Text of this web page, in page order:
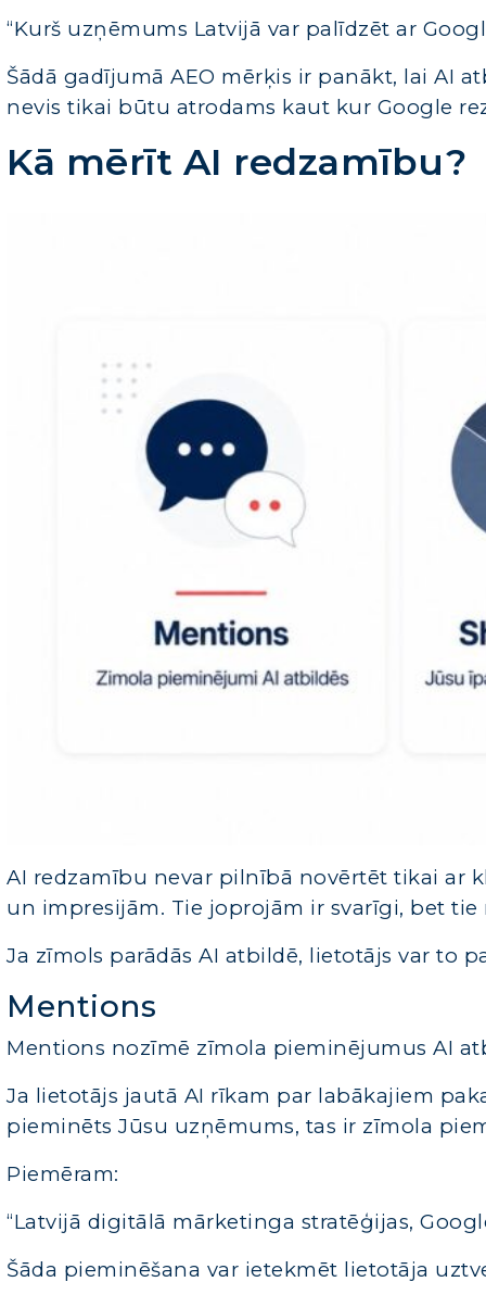
“Kurš uzņēmums Latvijā var palīdzēt ar
Šādā gadījumā AEO mērķis ir panākt, lai AI
nevis tikai būtu atrodams kaut kur Google
Kā mērīt AI redzamību?
AI redzamību nevar pilnībā novērtēt tikai ar
un impresijām. Tie joprojām ir svarīgi, bet tie
Ja zīmols parādās AI atbildē, lietotājs var to
Mentions
Mentions nozīmē zīmola pieminējumus AI
Ja lietotājs jautā AI rīkam par labākajiem
pieminēts Jūsu uzņēmums, tas ir zīmola
Piemēram:
“Latvijā digitālā mārketinga stratēģijas,
Šāda pieminēšana var ietekmēt lietotāja